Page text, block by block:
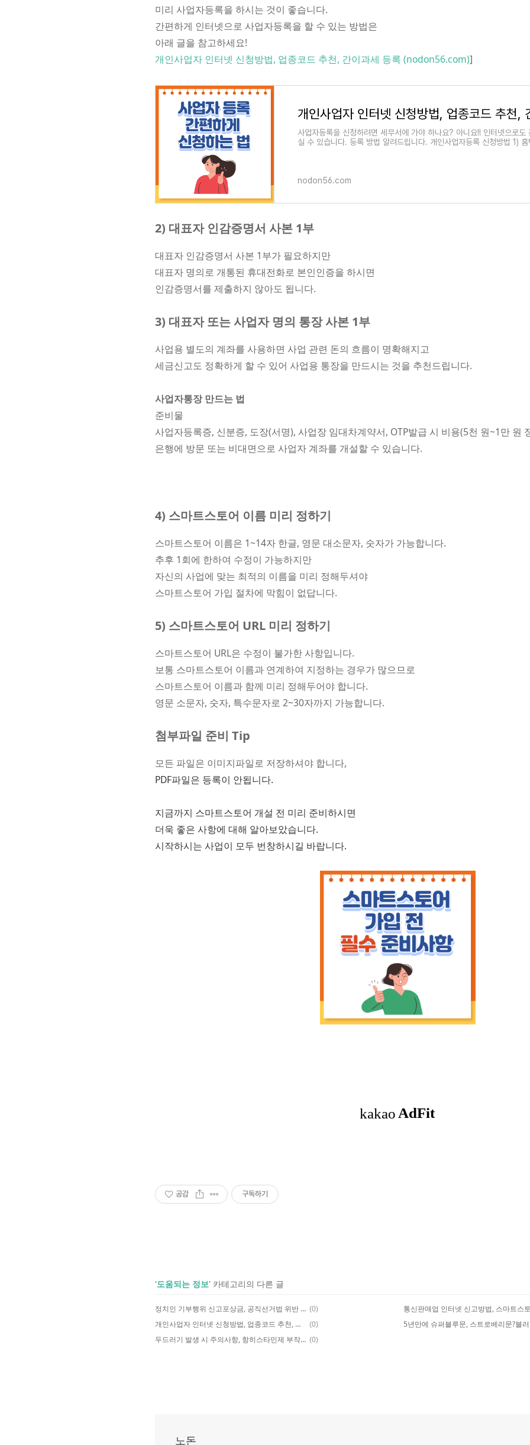
미리 사업자등록을 하시는 것이 좋습니다.
간편하게 인터넷으로 사업자등록을 할 수 있는 방법은
아래 글을 참고하세요!
개인사업자 인터넷 신청방법, 업종코드 추천, 간이과세 등록 (nodon56.com)]
사업자등록을 신청하려면 세무서에 가야 하나요? 아니요!! 인터넷으로도
실 수 있습니다. 등록 방법 알려드립니다. 개인사업자등록 신청방법 1)
nodon56.com
2) 대표자 인감증명서 사본 1부
대표자 인감증명서 사본 1부가 필요하지만
대표자 명의로 개통된 휴대전화로 본인인증을 하시면
인감증명서를 제출하지 않아도 됩니다.
3) 대표자 또는 사업자 명의 통장 사본 1부
사업용 별도의 계좌를 사용하면 사업 관련 돈의 흐름이 명확해지고
세금신고도 정확하게 할 수 있어 사업용 통장을 만드시는 것을 추천드립니다.
사업자통장 만드는 법
준비물
사업자등록증, 신분증, 도장(서명), 사업장 임대차계약서, OTP발급 시 비용(5천 원~1만 원
은행에 방문 또는 비대면으로 사업자 계좌를 개설할 수 있습니다.
4) 스마트스토어 이름 미리 정하기
스마트스토어 이름은 1~14자 한글, 영문 대소문자, 숫자가 가능합니다.
추후 1회에 한하여 수정이 가능하지만
자신의 사업에 맞는 최적의 이름을 미리 정해두셔야
스마트스토어 가입 절차에 막힘이 없답니다.
5) 스마트스토어 URL 미리 정하기
스마트스토어 URL은 수정이 불가한 사항입니다.
보통 스마트스토어 이름과 연계하여 지정하는 경우가 많으므로
스마트스토어 이름과 함께 미리 정해두어야 합니다.
영문 소문자, 숫자, 특수문자로 2~30자까지 가능합니다.
첨부파일 준비 Tip
모든 파일은 이미지파일로 저장하셔야 합니다,
PDF파일은 등록이 안됩니다.
지금까지 스마트스토어 개설 전 미리 준비하시면
더욱 좋은 사항에 대해 알아보았습니다.
시작하시는 사업이 모두 번창하시길 바랍니다.
공감 구독하기
'도움되는 정보' 카테고리의 다른 글
정치인 기부행위 신고포상금, 공직선거법 위반 신고 포상금 (0)
개인사업자 인터넷 신청방법, 업종코드 추천, 간이과세 등록 (0)
두드러기 발생 시 주의사항, 항히스타민제 부작용, 천연 항히스타민제 (0)
노돈